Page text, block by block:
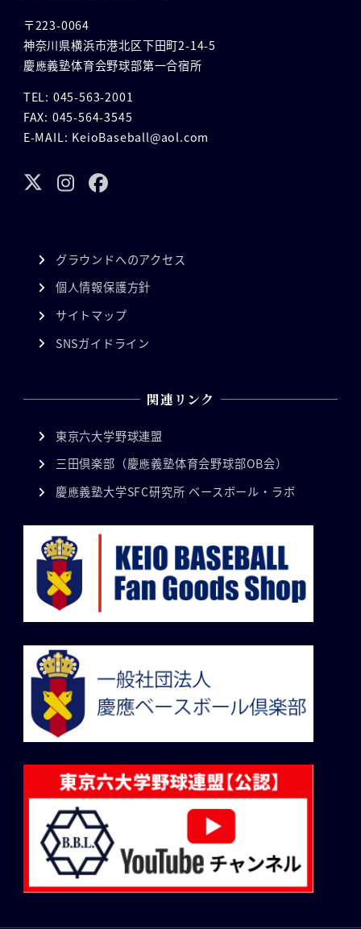
〒223-0064
神奈川県横浜市港北区下田町2-14-5
慶應義塾体育会野球部第一合宿所
TEL: 045-563-2001
FAX: 045-564-3545
E-MAIL: KeioBaseball@aol.com
グラウンドへのアクセス
個人情報保護方針
サイトマップ
SNSガイドライン
関連リンク
東京六大学野球連盟
三田倶楽部（慶應義塾体育会野球部OB会）
慶應義塾大学SFC研究所 ベースボール・ラボ